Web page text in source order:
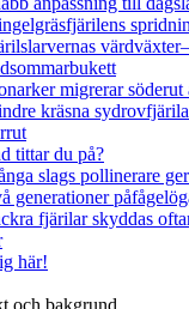
migrerar söderut
kräsna
tittar du på?
slags pollinerare
generationer
fjärilar skyddas
här!
och bakgrund